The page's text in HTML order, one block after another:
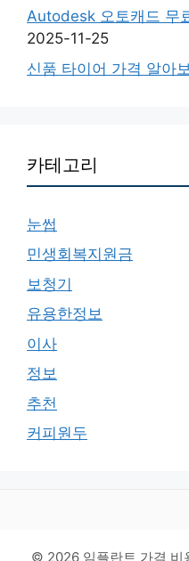
Autodesk 오토캐드 무
2025-11-25
신품 타이어 가격 알아
카테고리
눈썹
민생회복지원금
보청기
유용한정보
이사
정보
추천
커피원두
© 2026 임플란트 가격 비